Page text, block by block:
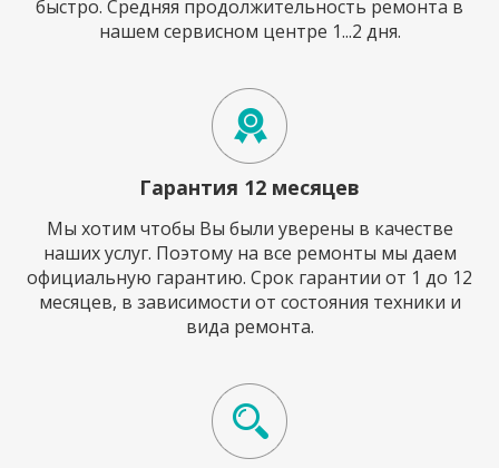
быстро. Средняя продолжительность ремонта в
нашем сервисном центре 1...2 дня.
Гарантия 12 месяцев
Мы хотим чтобы Вы были уверены в качестве
наших услуг. Поэтому на все ремонты мы даем
официальную гарантию. Срок гарантии от 1 до 12
месяцев, в зависимости от состояния техники и
вида ремонта.